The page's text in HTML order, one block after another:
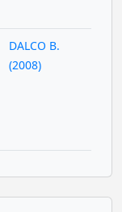
DALCO B.
(2008)